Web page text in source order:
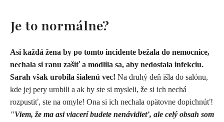
Je to normálne?
Asi každá žena by po tomto incidente bežala do nemocnice,
nechala si ranu zašiť a modlila sa, aby nedostala infekciu.
Sarah však urobila šialenú vec! Na druhý deň išla do salónu,
kde jej pery urobili a ak by ste si mysleli, že si ich nechá
rozpustiť, ste na omyle! Ona si ich nechala opätovne dopichnúť!
"Viem, že ma asi viacerí budete nenávidieť, ale celý obsah som